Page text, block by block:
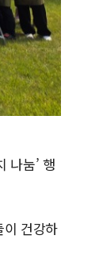
나눔’ 행
건강하